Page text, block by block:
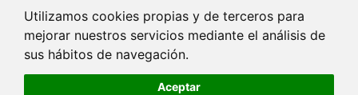
Utilizamos cookies propias y de terceros para
mejorar nuestros servicios mediante el análisis de
sus hábitos de navegación.
Aceptar
Contacto
Av. Monforte de Lemos, 3-5. Pabellón 11. Planta 0 28029 Madrid